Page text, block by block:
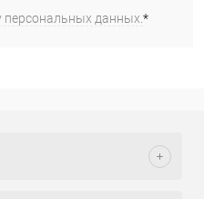
персональных данных.*